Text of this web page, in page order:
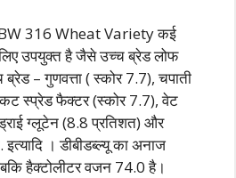
316 Wheat Variety कई
उपयुक्त है जैसे उच्च ब्रेड लोफ
– गुणवत्ता ( स्कोर 7.7), चपाती
स्प्रेड फैक्टर (स्कोर 7.7), वेट
ग्लूटेन (8.8 प्रतिशत) और
। डीबीडब्ल्यू का अनाज
हैक्टोलीटर वजन 74.0 है।